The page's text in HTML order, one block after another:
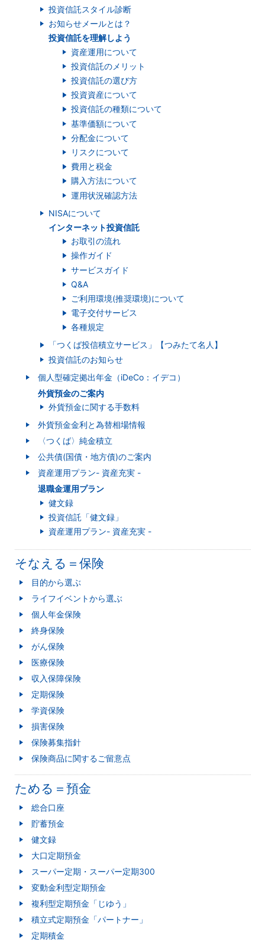
投資信託スタイル診断
お知らせメールとは？
投資信託を理解しよう
資産運用について
投資信託のメリット
投資信託の選び方
投資資産について
投資信託の種類について
基準価額について
分配金について
リスクについて
費用と税金
購入方法について
運用状況確認方法
NISAについて
インターネット投資信託
お取引の流れ
操作ガイド
サービスガイド
Q&A
ご利用環境(推奨環境)について
電子交付サービス
各種規定
「つくば投信積立サービス」【つみたて名人】
投資信託のお知らせ
個人型確定拠出年金（iDeCo：イデコ）
外貨預金のご案内
外貨預金に関する手数料
外貨預金金利と為替相場情報
〈つくば〉純金積立
公共債(国債・地方債)のご案内
資産運用プラン- 資産充実 -
退職金運用プラン
健文録
投資信託「健文録」
資産運用プラン- 資産充実 -
そなえる＝保険
目的から選ぶ
ライフイベントから選ぶ
個人年金保険
終身保険
がん保険
医療保険
収入保障保険
定期保険
学資保険
損害保険
保険募集指針
保険商品に関するご留意点
ためる＝預金
総合口座
貯蓄預金
健文録
大口定期預金
スーパー定期・スーパー定期300
変動金利型定期預金
複利型定期預金「じゆう」
積立式定期預金「パートナー」
定期積金